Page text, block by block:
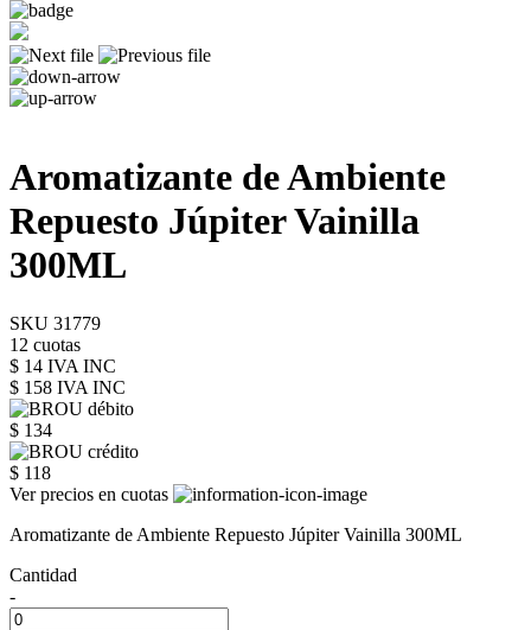
Aromatizante de Ambiente
Repuesto Júpiter Vainilla
300ML
SKU 31779
12 cuotas
$ 14 IVA INC
$ 158 IVA INC
$ 134
$ 118
Ver precios en cuotas
Aromatizante de Ambiente Repuesto Júpiter Vainilla 300ML
Cantidad
-